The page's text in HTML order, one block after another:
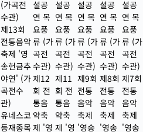
(가곡전
수관)
제13회
전통음악
축제 '영
송헌금추
야연' (가
곡전수
관)
유네스코
등재종목
설공
연 목
요풍
류 (가
곡전
수관)
제12
회 전
통음
악축
제 '영
설공
연 목
요풍
류 (가
곡전
수관)
제11
회 전
통음
악축
제 '영
설공
연 목
요풍
류 (가
곡전
수관)
제9회
전통
음악
축제
'영송
설공
연 목
요풍
류 (가
곡전
수관)
제8회
전통
음악
축제
'영송
설공
연 목
요풍
류 (가
곡전
수관)
제7회
전통
음악
축제
'영송